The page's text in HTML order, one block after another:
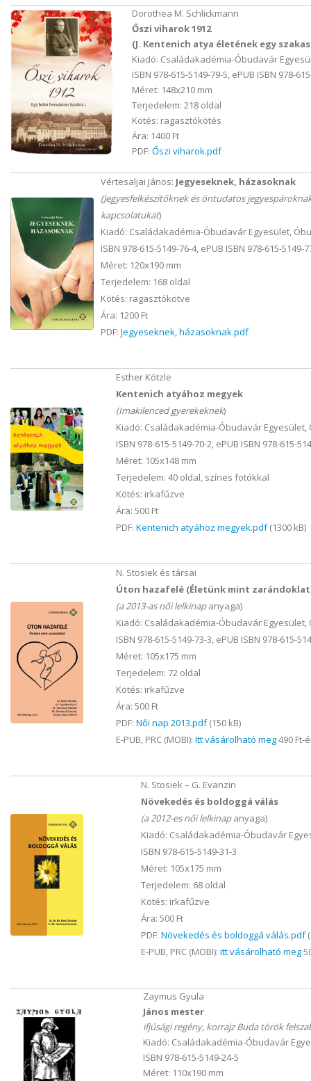
Dorothea M. Schlickmann
Őszi viharok 1912
(J. Kentenich atya életének egy
Kiadó: Családakadémia-Óbudavár
ISBN 978-615-5149-79-5, ePUB ISBN 978-
Méret: 148x210 mm
Terjedelem: 218 oldal
Kötés: ragasztókötés
Ára: 1400 Ft
PDF: Őszi viharok.pdf
Vértesaljai János: Jegyeseknek, házasoknak
(Jegyesfelkészítőknek és öntudatos
kapcsolatukat)
Kiadó: Családakadémia-Óbudavár Egyesület,
ISBN 978-615-5149-76-4, ePUB ISBN 978-615-5149-
Méret: 120x190 mm
Terjedelem: 168 oldal
Kötés: ragasztókötve
Ára: 1200 Ft
PDF: Jegyeseknek, házasoknak.pdf
Esther Kötzle
Kentenich atyához megyek
(Imakilenced gyerekeknek)
Kiadó: Családakadémia-Óbudavár Egyesület,
ISBN 978-615-5149-70-2, ePUB ISBN 978-615-
Méret: 105x148 mm
Terjedelem: 40 oldal, színes fotókkal
Kötés: irkafűzve
Ára: 500 Ft
PDF: Kentenich atyához megyek.pdf(1300 kB)
N. Stosiek és társai
Úton hazafelé (Életünk mint
(a 2013-as női lelkinapanyaga)
Kiadó: Családakadémia-Óbudavár Egyesület,
ISBN 978-615-5149-73-3, ePUB ISBN 978-615-
Méret: 105x175 mm
Terjedelem: 72 oldal
Kötés: irkafűzve
Ára: 500 Ft
PDF: Női nap 2013.pdf(150 kB)
E-PUB, PRC (MOBI): Itt vásárolható meg490 Ft-
N. Stosiek – G. Evanzin
Növekedés és boldoggá válás
(a 2012-es női lelkinapanyaga)
Kiadó: Családakadémia-Óbudavár
ISBN 978-615-5149-31-3
Méret: 105x175 mm
Terjedelem: 68 oldal
Kötés: irkafűzve
Ára: 500 Ft
PDF: Növekedés és boldoggá válás.pdf
E-PUB, PRC (MOBI): itt vásárolható meg
Zaymus Gyula
János mester
ifjúsági regény, korrajz Buda török
Kiadó: Családakadémia-Óbudavár
ISBN 978-615-5149-24-5
Méret: 110x190 mm